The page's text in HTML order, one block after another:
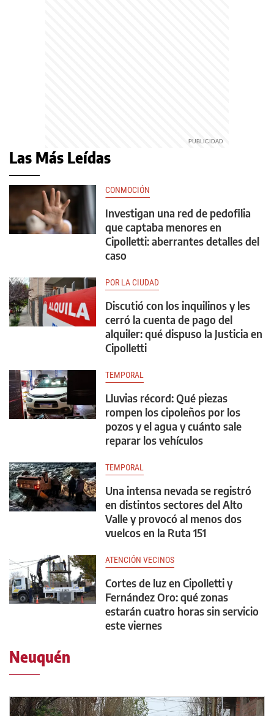
Las Más Leídas
CONMOCIÓN
Investigan una red de pedofilia
que captaba menores en
Cipolletti: aberrantes detalles del
caso
POR LA CIUDAD
Discutió con los inquilinos y les
cerró la cuenta de pago del
alquiler: qué dispuso la Justicia en
Cipolletti
TEMPORAL
Lluvias récord: Qué piezas
rompen los cipoleños por los
pozos y el agua y cuánto sale
reparar los vehículos
TEMPORAL
Una intensa nevada se registró
en distintos sectores del Alto
Valle y provocó al menos dos
vuelcos en la Ruta 151
ATENCIÓN VECINOS
Cortes de luz en Cipolletti y
Fernández Oro: qué zonas
estarán cuatro horas sin servicio
este viernes
Neuquén